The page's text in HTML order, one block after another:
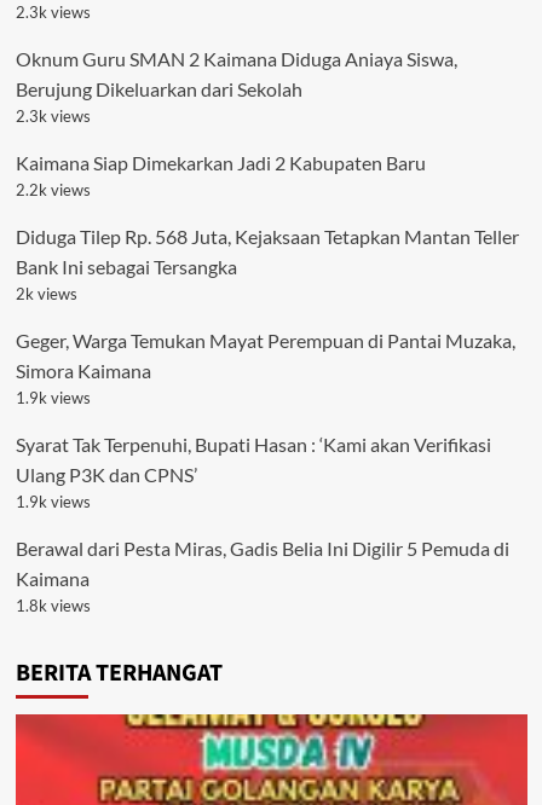
2.3k views
Oknum Guru SMAN 2 Kaimana Diduga Aniaya Siswa,
Berujung Dikeluarkan dari Sekolah
2.3k views
Kaimana Siap Dimekarkan Jadi 2 Kabupaten Baru
2.2k views
Diduga Tilep Rp. 568 Juta, Kejaksaan Tetapkan Mantan Teller
Bank Ini sebagai Tersangka
2k views
Geger, Warga Temukan Mayat Perempuan di Pantai Muzaka,
Simora Kaimana
1.9k views
Syarat Tak Terpenuhi, Bupati Hasan : ‘Kami akan Verifikasi
Ulang P3K dan CPNS’
1.9k views
Berawal dari Pesta Miras, Gadis Belia Ini Digilir 5 Pemuda di
Kaimana
1.8k views
BERITA TERHANGAT